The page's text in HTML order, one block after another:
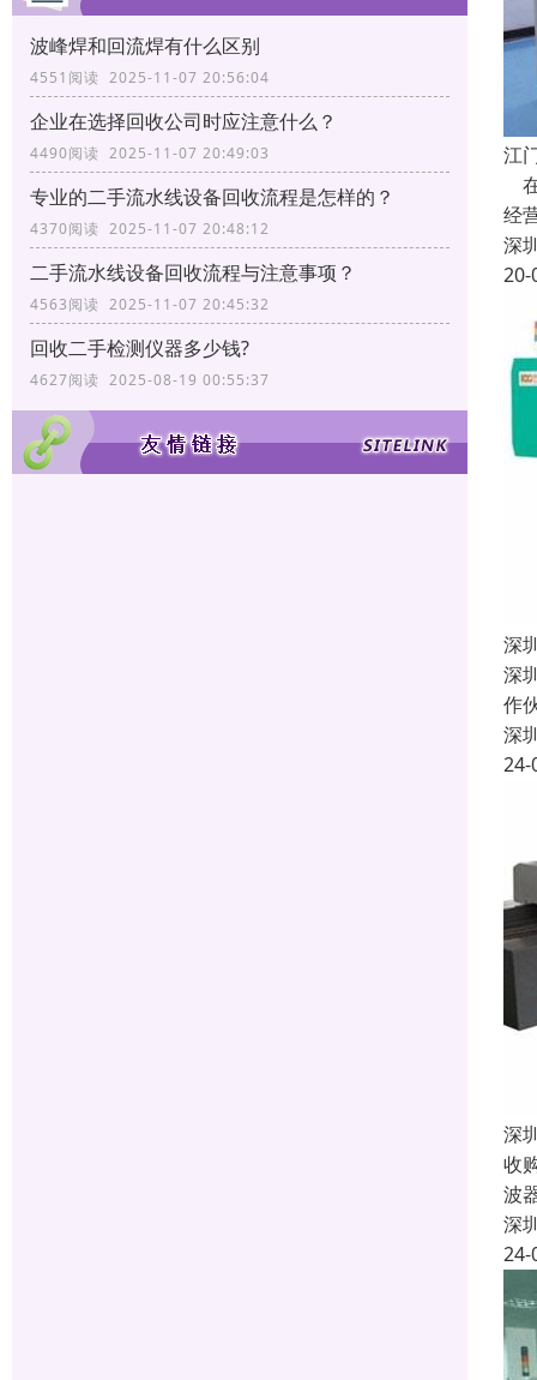
波峰焊和回流焊有什么区别
4551阅读 2025-11-07 20:56:04
企业在选择回收公司时应注意什么？
4490阅读 2025-11-07 20:49:03
专业的二手流水线设备回收流程是怎样的？
4370阅读 2025-11-07 20:48:12
二手流水线设备回收流程与注意事项？
4563阅读 2025-11-07 20:45:32
回收二手检测仪器多少钱?
4627阅读 2025-08-19 00:55:37
江
经
深
20-
深
深
作
深
24-
深
收
波
深
24-